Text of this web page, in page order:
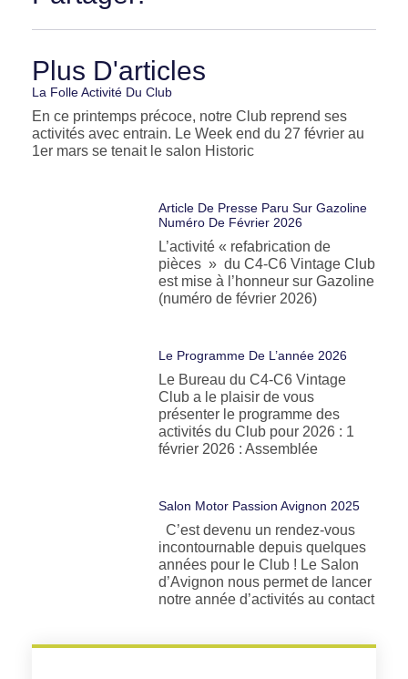
Plus D'articles
La Folle Activité Du Club
En ce printemps précoce, notre Club reprend ses
activités avec entrain. Le Week end du 27 février au
1er mars se tenait le salon Historic
Article De Presse Paru Sur Gazoline
Numéro De Février 2026
L’activité « refabrication de
pièces » du C4-C6 Vintage Club
est mise à l’honneur sur Gazoline
(numéro de février 2026)
Le Programme De L’année 2026
Le Bureau du C4-C6 Vintage
Club a le plaisir de vous
présenter le programme des
activités du Club pour 2026 : 1
février 2026 : Assemblée
Salon Motor Passion Avignon 2025
C’est devenu un rendez-vous
incontournable depuis quelques
années pour le Club ! Le Salon
d’Avignon nous permet de lancer
notre année d’activités au contact